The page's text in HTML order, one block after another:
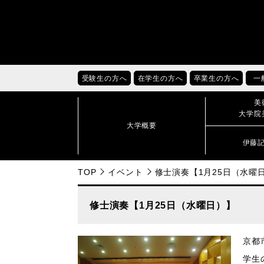
受験生の方へ 在学生の方へ 卒業生の方へ 一
大学概要
美
大学院
伊藤
TOP イベント 修士演奏【1月25日（水曜
修士演奏【1月25日（水曜日）】
京都
学生